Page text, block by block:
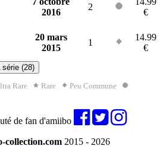
2016
2
€
20 mars
2015
1
14.99
€
(28)
Rare Rare
Peu Commune
de fan d'amiibo
collection.com 2015 - 2026